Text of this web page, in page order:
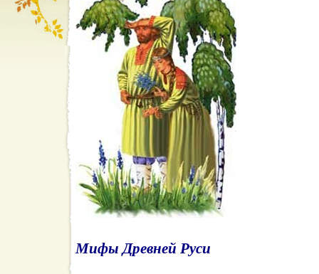
Мифы Древней Руси